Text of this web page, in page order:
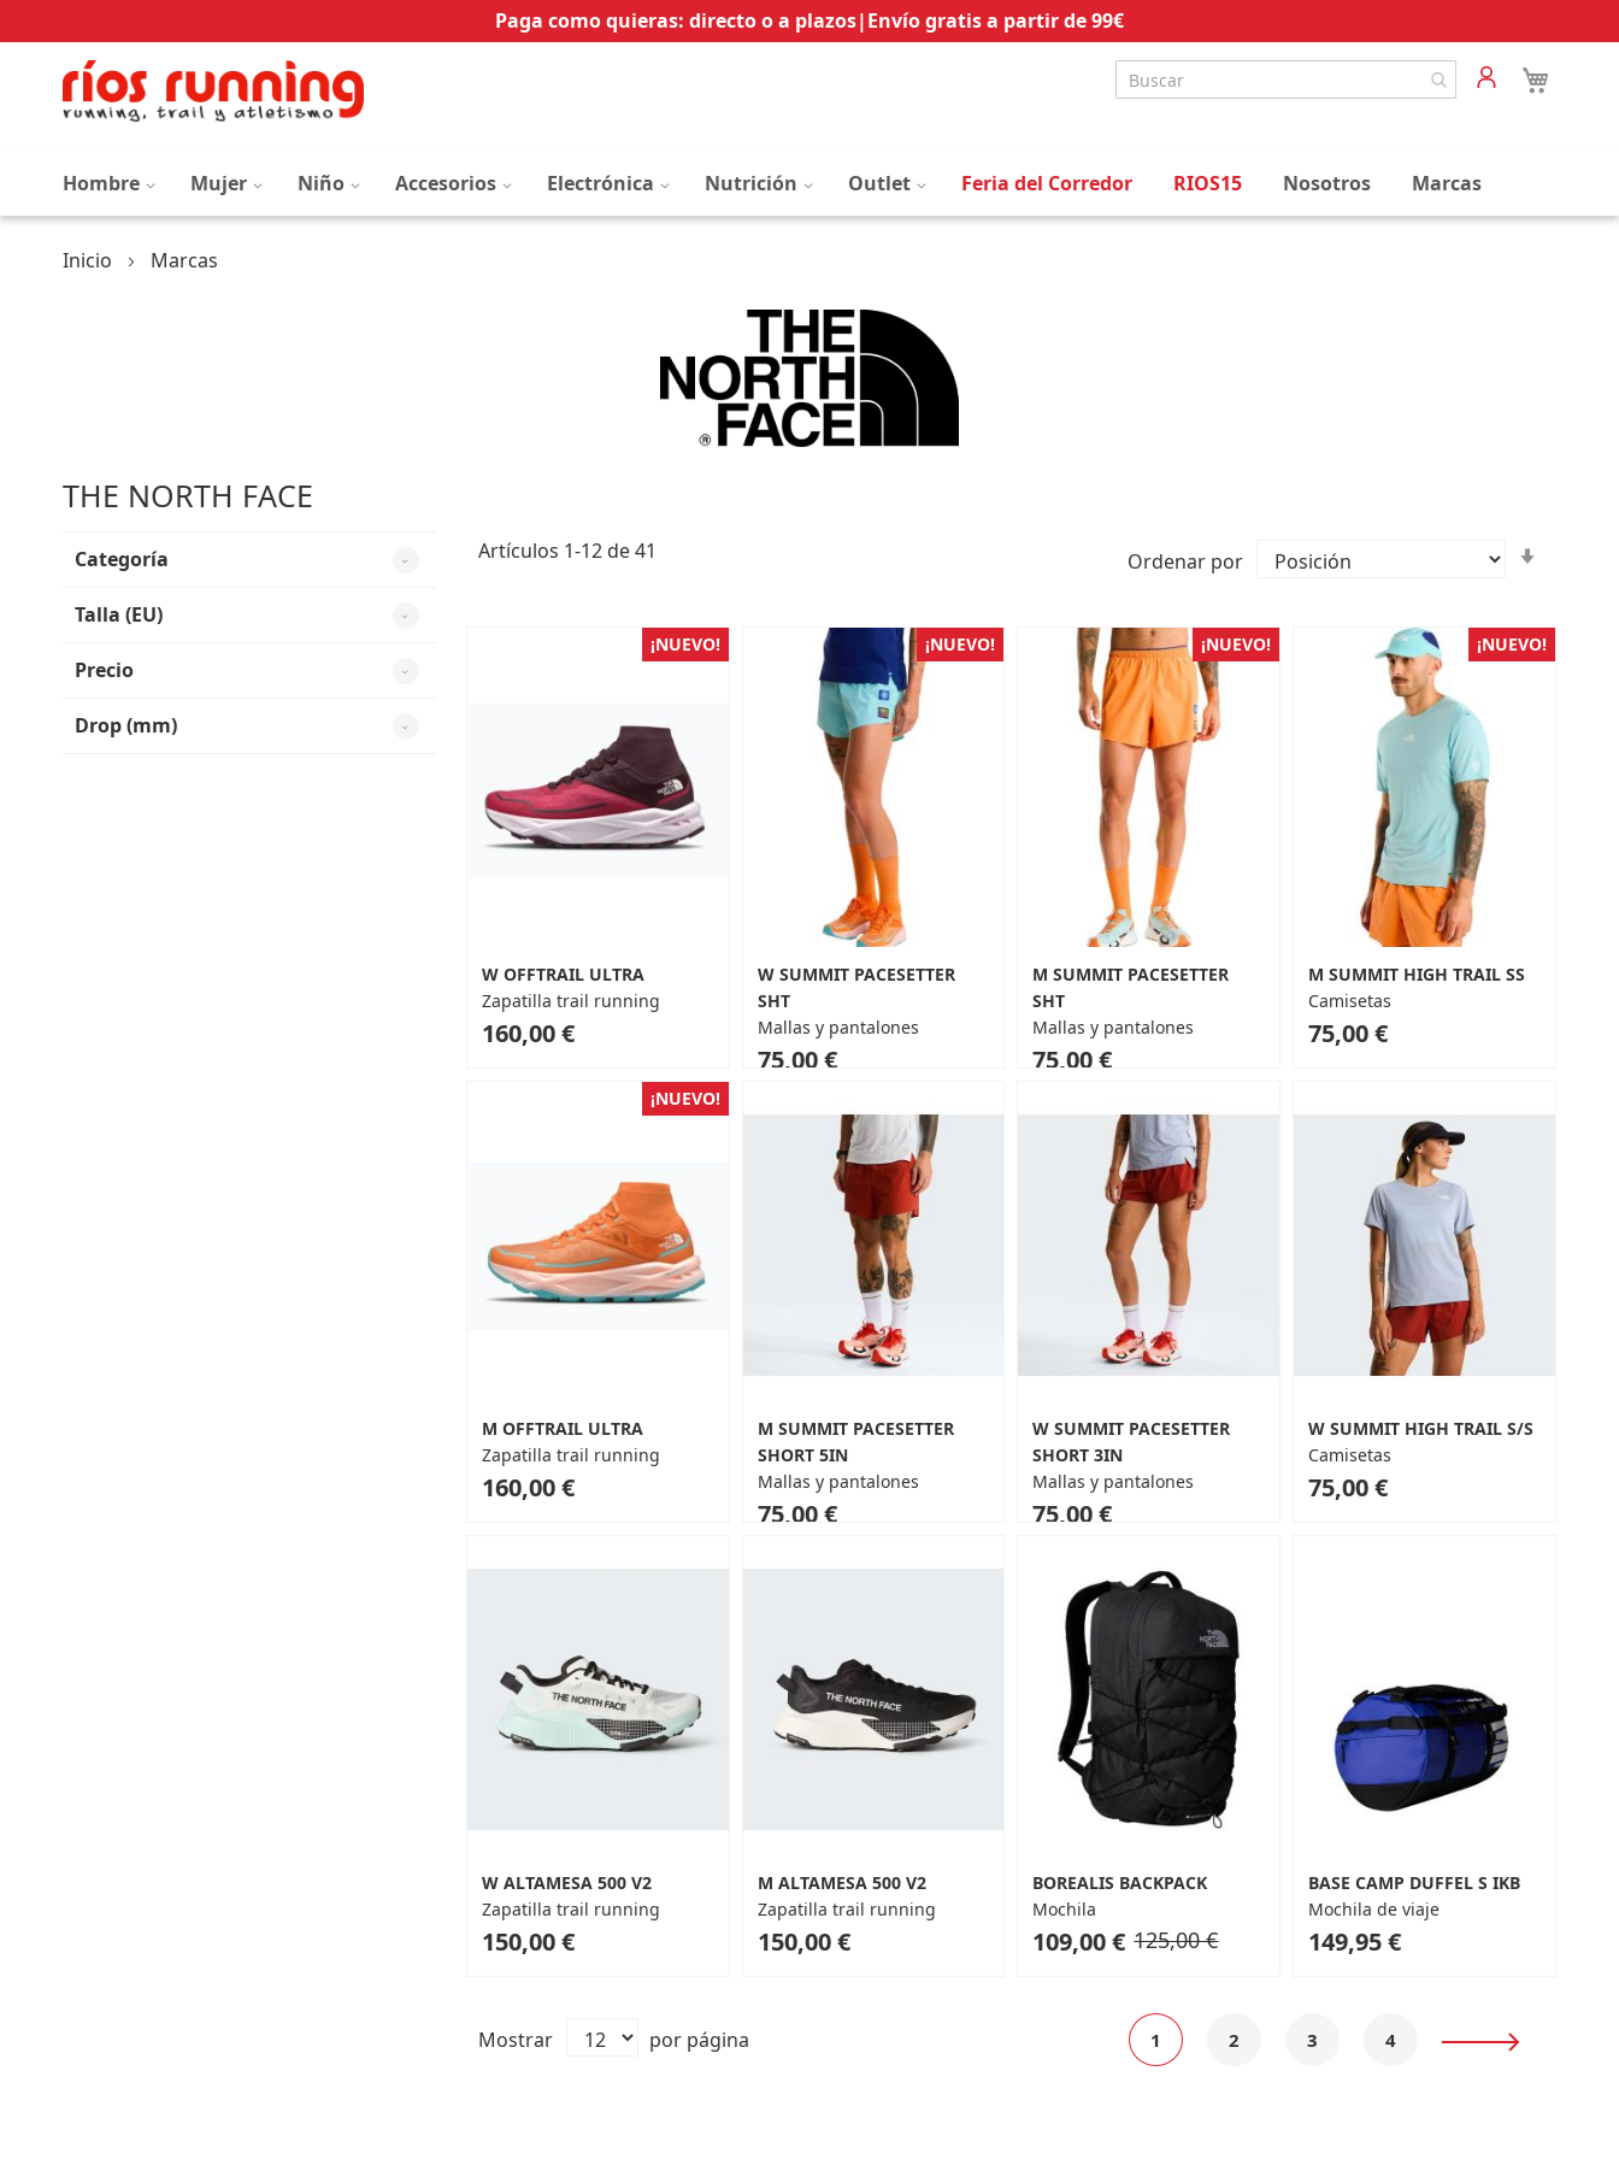
Paga como quieras: directo o a plazos|Envío gratis a partir de 99€
Ir
al
Hombre Mujer Niño Accesorios Electrónica Nutrición Outlet Feria del Corredor RIOS15 Nosotros Marcas
Inicio Marcas
THE NORTH FACE
Artículos 1-12de41 Ordenar por
¡NUEVO!
W OFFTRAIL ULTRA
Zapatilla trail running
As
low
160,00 €
¡NUEVO!
W SUMMIT PACESETTER
SHT
Mallas y pantalones
75,00 €
¡NUEVO!
M SUMMIT PACESETTER
SHT
Mallas y pantalones
75,00 €
¡NUEVO!
M SUMMIT HIGH TRAIL SS
Camisetas
75,00 €
¡NUEVO!
M OFFTRAIL ULTRA
Zapatilla trail running
As
low
160,00 €
M SUMMIT PACESETTER
SHORT 5IN
Mallas y pantalones
75,00 €
W SUMMIT PACESETTER
SHORT 3IN
Mallas y pantalones
75,00 €
W SUMMIT HIGH TRAIL S/S
Camisetas
75,00 €
W ALTAMESA 500 V2
Zapatilla trail running
As
low
150,00 €
M ALTAMESA 500 V2
Zapatilla trail running
150,00 €
BOREALIS BACKPACK
Mochila
As
low
109,00 € Regular
125,00 €
BASE CAMP DUFFEL S IKB
Mochila de viaje
As
low
149,95 €
Página
Actualmente
1 Página
2 Página
3 Página
4 Página
Siguiente
Mostrar por página
Categoría
Talla (EU)
Precio
Drop (mm)